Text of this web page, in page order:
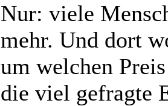
Nur: viele
mehr. Und dort
um welchen
die viel gefragte